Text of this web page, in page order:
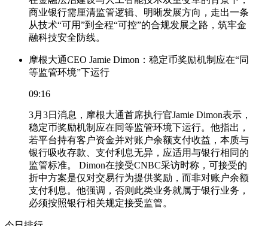
商业银行需厘清监管逻辑、明晰发展方向，走出一条
从技术“可用”到全程“可控”的合规发展之路，筑牢金
融科技安全防线。
摩根大通CEO Jamie Dimon：稳定币奖励机制应在“同
等监管环境”下运行
09:16
3月3日消息，摩根大通首席执行官Jamie Dimon表示，
稳定币奖励机制应在同等监管环境下运行。他指出，
若平台持有客户资金并对账户余额支付收益，本质与
银行吸收存款、支付利息无异，应适用与银行相同的
监管标准。 Dimon在接受CNBC采访时称，可接受的
折中方案是仅对交易行为提供奖励，而非对账户余额
支付利息。他强调，否则此类业务就属于银行业务，
必须按照银行相关规定接受监管。